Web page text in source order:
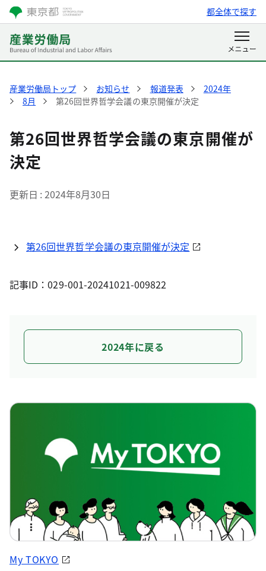
都全体で探す
産業労働局トップ お知らせ 報道発表
2024年
8月
第26回世界哲学会議の東京開催が決定
第26回世界哲学会議の東京開催が
決定
更新日 2024年8月30日
第26回世界哲学会議の東京開催が決定
記事ID：029-001-20241021-009822
2024年に戻る
My TOKYO